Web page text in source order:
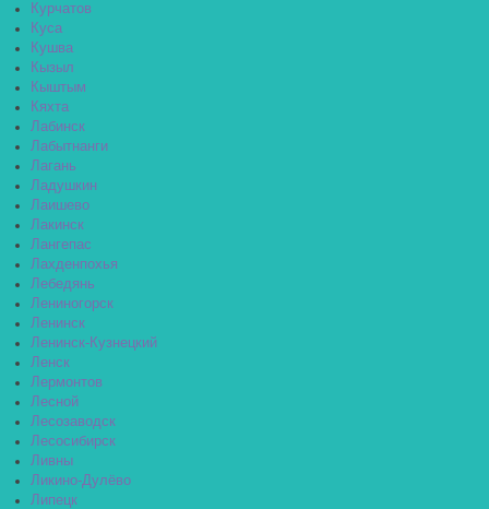
Курчатов
Куса
Кушва
Кызыл
Кыштым
Кяхта
Лабинск
Лабытнанги
Лагань
Ладушкин
Лаишево
Лакинск
Лангепас
Лахденпохья
Лебедянь
Лениногорск
Ленинск
Ленинск-Кузнецкий
Ленск
Лермонтов
Лесной
Лесозаводск
Лесосибирск
Ливны
Ликино-Дулёво
Липецк